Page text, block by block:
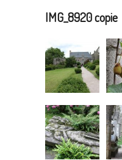
IMG_8920 copie